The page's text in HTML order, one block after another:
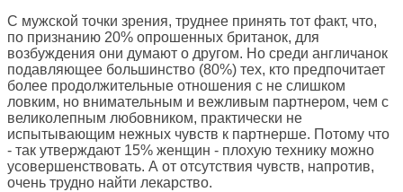
С мужской точки зрения, труднее принять тот факт, что,
по признанию 20% опрошенных британок, для
возбуждения они думают о другом. Но среди англичанок
подавляющее большинство (80%) тех, кто предпочитает
более продолжительные отношения с не слишком
ловким, но внимательным и вежливым партнером, чем с
великолепным любовником, практически не
испытывающим нежных чувств к партнерше. Потому что
- так утверждают 15% женщин - плохую технику можно
усовершенствовать. А от отсутствия чувств, напротив,
очень трудно найти лекарство.